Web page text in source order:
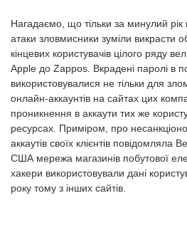
Нагадаємо, що тільки за минулий рік
атаки зловмисники зуміли викрасти
кінцевих користувачів цілого ряду
Apple до Zappos. Вкрадені паролі в
використовувалися не тільки для
онлайн-аккаунтів на сайтах цих
проникнення в аккаути тих же
ресурсах. Приміром, про
аккаутів своїх клієнтів повідомляла
США мережа магазинів побутової
хакери використовували дані
року тому з інших сайтів.